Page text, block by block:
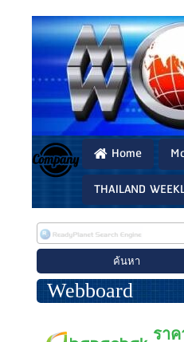
Home
THAILAND
Webboard